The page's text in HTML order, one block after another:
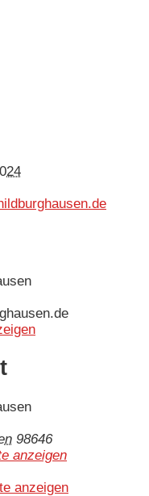
98646
anzeigen
anzeigen